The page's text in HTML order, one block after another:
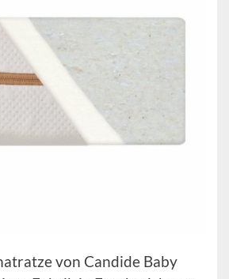
von Candide Baby